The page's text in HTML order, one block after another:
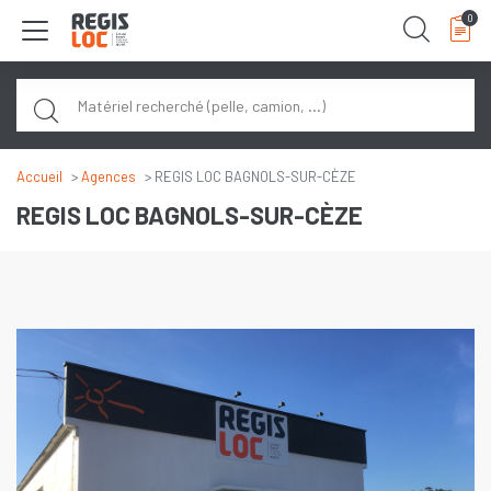
0
Accueil Agences REGIS LOC BAGNOLS-SUR-CÈZE
REGIS LOC BAGNOLS-SUR-CÈZE
Panneau de gestion des cookies